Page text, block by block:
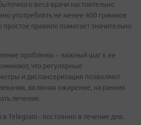
веса врачи настоятельно
употреблять не менее 400 граммов
правило помогает значительно
проблемы – важный шаг к ее
что регулярные
и диспансеризация позволяют
включая ожирение, на ранних
лечение.
Telegram - постоянно в течение дня.